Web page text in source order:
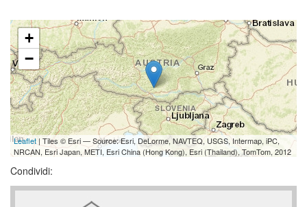
+
−
Leaflet | Tiles © Esri — Source: Esri, DeLorme, NAVTEQ, USGS, Intermap, iPC,
NRCAN, Esri Japan, METI, Esri China (Hong Kong), Esri (Thailand), TomTom, 2012
Condividi: